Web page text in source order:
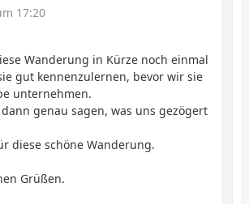
17:20
Wanderung in Kürze noch einmal
gut kennenzulernen, bevor wir sie
unternehmen.
genau sagen, was uns gezögert
diese schöne Wanderung.
Grüßen.